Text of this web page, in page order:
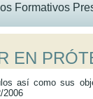
Formativos
EN
así como sus
2006